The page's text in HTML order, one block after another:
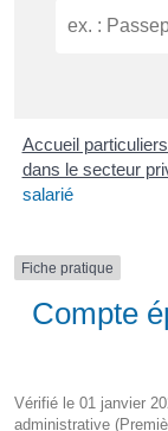
Accueil particuliers
dans le secteur
salarié
Fiche pratique
Compte
Vérifié le 01 janvier
administrative